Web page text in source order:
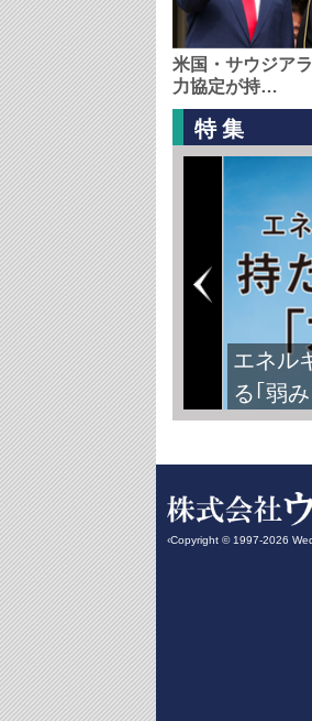
米国・サウジア
力協定が持…
特集
FIFA
‹Copyright © 1997-2026